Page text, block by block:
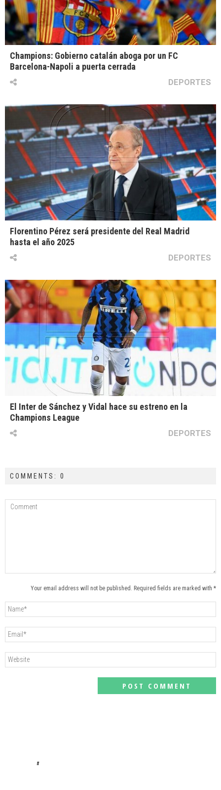
Champions: Gobierno catalán aboga por un FC
Barcelona-Napoli a puerta cerrada
DEPORTES
Florentino Pérez será presidente del Real Madrid
hasta el año 2025
DEPORTES
El Inter de Sánchez y Vidal hace su estreno en la
Champions League
DEPORTES
COMMENTS: 0
Your email address will not be published. Required fields are marked with *
#